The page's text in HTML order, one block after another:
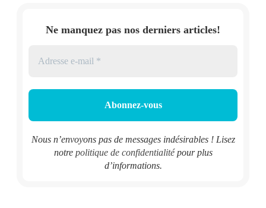
Ne manquez pas nos derniers articles!
Nous n’envoyons pas de messages indésirables ! Lisez
notre politique de confidentialitépour plus
d’informations.